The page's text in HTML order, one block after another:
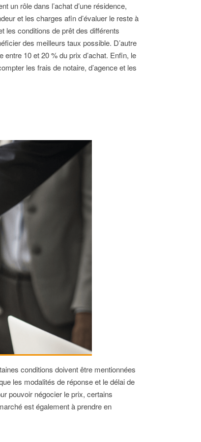
un rôle dans l’achat d’une résidence,
et les charges afin d’évaluer le reste à
les conditions de prêt des différents
des meilleurs taux possible. D’autre
10 et 20 % du prix d’achat. Enfin, le
les frais de notaire, d’agence et les
conditions doivent être mentionnées
les modalités de réponse et le délai de
pouvoir négocier le prix, certains
est également à prendre en